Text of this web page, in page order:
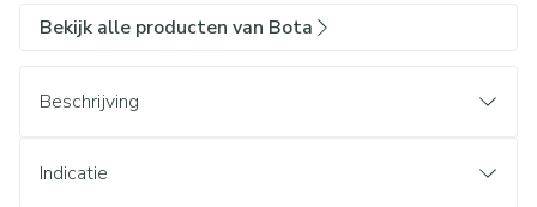
Bekijk alle producten van Bota
Beschrijving
Indicatie